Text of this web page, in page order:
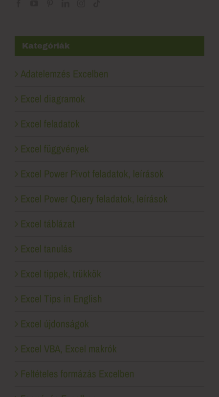
Kategóriák
Adatelemzés Excelben
Excel diagramok
Excel feladatok
Excel függvények
Excel Power Pivot feladatok, leírások
Excel Power Query feladatok, leírások
Excel táblázat
Excel tanulás
Excel tippek, trükkök
Excel Tips in English
Excel újdonságok
Excel VBA, Excel makrók
Feltételes formázás Excelben